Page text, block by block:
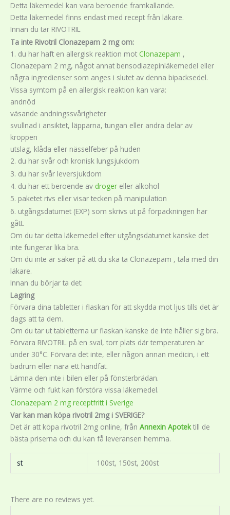
Detta läkemedel kan vara beroende framkallande.
Detta läkemedel finns endast med recept från läkare.
Innan du tar RIVOTRIL
Ta inte Rivotril Clonazepam 2 mg om:
1. du har haft en allergisk reaktion mot Clonazepam ,
Clonazepam 2 mg, något annat bensodiazepinläkemedel eller
några ingredienser som anges i slutet av denna bipacksedel.
Vissa symtom på en allergisk reaktion kan vara:
andnöd
väsande andningssvårigheter
svullnad i ansiktet, läpparna, tungan eller andra delar av
kroppen
utslag, klåda eller nässelfeber på huden
2. du har svår och kronisk lungsjukdom
3. du har svår leversjukdom
4. du har ett beroende av droger eller alkohol
5. paketet rivs eller visar tecken på manipulation
6. utgångsdatumet (EXP) som skrivs ut på förpackningen har
gått.
Om du tar detta läkemedel efter utgångsdatumet kanske det
inte fungerar lika bra.
Om du inte är säker på att du ska ta Clonazepam , tala med din
läkare.
Innan du börjar ta det:
Lagring
Förvara dina tabletter i flaskan för att skydda mot ljus tills det är
dags att ta dem.
Om du tar ut tabletterna ur flaskan kanske de inte håller sig bra.
Förvara RIVOTRIL på en sval, torr plats där temperaturen är
under 30°C. Förvara det inte, eller någon annan medicin, i ett
badrum eller nära ett handfat.
Lämna den inte i bilen eller på fönsterbrädan.
Värme och fukt kan förstöra vissa läkemedel.
Clonazepam 2 mg receptfritt i Sverige
Var kan man köpa rivotril 2mg i SVERIGE?
Det är att köpa rivotril 2mg online, från Annexin Apotektill de
bästa priserna och du kan få leveransen hemma.
st 100st, 150st, 200st
There are no reviews yet.